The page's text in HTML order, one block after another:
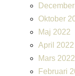
Oktober
Maj 2022
April 2022
Mars 2022
Februari